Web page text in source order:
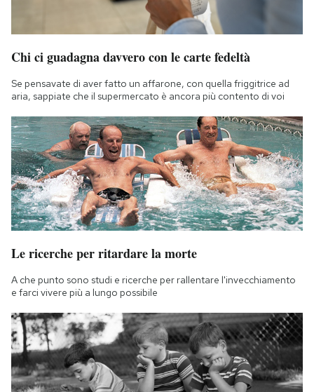
Chi ci guadagna davvero con le carte fedeltà
Se pensavate di aver fatto un affarone, con quella friggitrice ad
aria, sappiate che il supermercato è ancora più contento di voi
Le ricerche per ritardare la morte
A che punto sono studi e ricerche per rallentare l'invecchiamento
e farci vivere più a lungo possibile